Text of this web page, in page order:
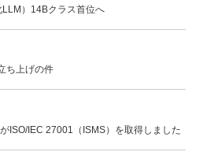
）14Bクラス首位へ
ち上げの件
ISO/IEC 27001（ISMS）を取得しました